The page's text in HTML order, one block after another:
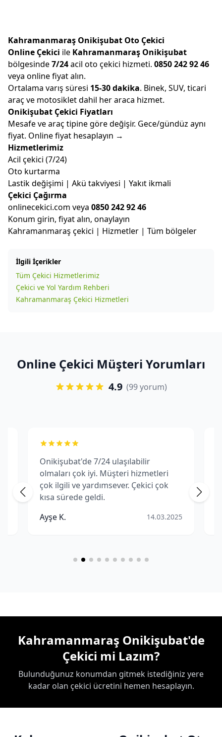
Kahramanmaraş Onikişubat Oto Çekici
Online Çekici ile Kahramanmaraş Onikişubat
bölgesinde7/24acil oto çekici hizmeti. 0850 242 92 46
veya online fiyat alın.
Ortalama varış süresi 15-30 dakika. Binek, SUV, ticari
araç ve motosiklet dahil her araca hizmet.
Onikişubat Çekici Fiyatları
Mesafe ve araç tipine göre değişir. Gece/gündüz aynı
fiyat. Online fiyat hesaplayın →
Hizmetlerimiz
Acil çekici (7/24)
Oto kurtarma
Lastik değişimi | Akü takviyesi | Yakıt ikmali
Çekici Çağırma
onlinecekici.com veya 0850 242 92 46
Konum girin, fiyat alın, onaylayın
Kahramanmaraş çekici | Hizmetler | Tüm bölgeler
İlgili İçerikler
Tüm Çekici Hizmetlerimiz
Çekici ve Yol Yardım Rehberi
Kahramanmaraş Çekici Hizmetleri
Online Çekici Müşteri Yorumları
4.9 (99 yorum)
Onikişubat'de 7/24 ulaşılabilir
olmaları çok iyi. Müşteri hizmetleri
çok ilgili ve yardımsever. Çekici çok
kısa sürede geldi.
Ayşe K.
14.03.2025
Kahramanmaraş Onikişubat'de
Çekici mi Lazım?
Bulunduğunuz konumdan gitmek istediğiniz yere
kadar olan çekici ücretini hemen hesaplayın.